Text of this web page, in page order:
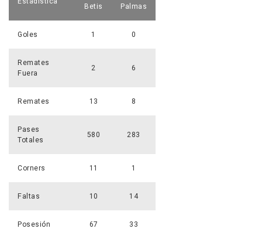
Betis
Palmas
Goles 1 0
Remates
Fuera
2 6
Remates 13 8
Pases
Totales
580 283
Corners 11 1
Faltas 10 14
Posesión 67 33